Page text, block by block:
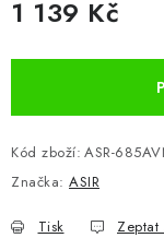
1 139 Kč
Kód zboží: ASR-
Značka: ASIR
Tisk Zeptat